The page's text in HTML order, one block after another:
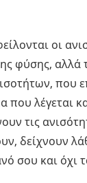
οι
φύσης, αλλά
που
που λέγεται
τις
δείχνουν
σου και όχι